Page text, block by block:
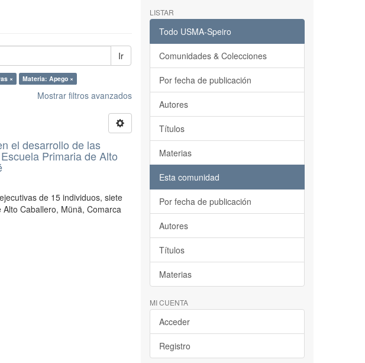
Ir
× Materia: Apego ×
Mostrar filtros avanzados
el desarrollo de las
Primaria de Alto
de 15 individuos, siete
Caballero, Münä, Comarca
LISTAR
Todo USMA-Speiro
Comunidades & Colecciones
Por fecha de publicación
Autores
Títulos
Materias
Esta comunidad
Por fecha de publicación
Autores
Títulos
Materias
MI CUENTA
Acceder
Registro